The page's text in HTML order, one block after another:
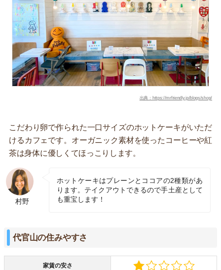
出典：https://mrfriendly.jp/blogs/shop/
こだわり卵で作られた一口サイズのホットケーキがいただ
けるカフェです。オーガニック素材を使ったコーヒーや紅
茶は身体に優しくてほっこりします。
村野
ホットケーキはプレーンとココアの2種類があ
ります。テイクアウトできるので手土産として
も重宝します！
代官山の住みやすさ
家賃の安さ